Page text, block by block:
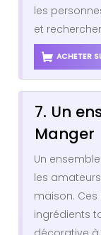
les
et
ACHETER
7. Un
Manger
Un
les
maison.
ingrédients